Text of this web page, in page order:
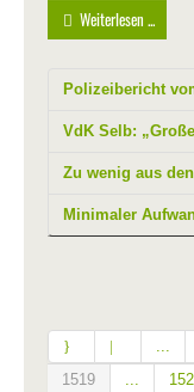
Weiterlesen ...
Polizeibericht
VdK Selb:
Zu wenig aus
Minimaler
1519